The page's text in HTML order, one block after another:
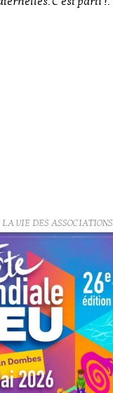
LA VIE DES ASSOCIATIONS